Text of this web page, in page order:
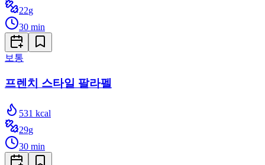
22g
30 min
보통
프렌치 스타일 팔라펠
531 kcal
29g
30 min